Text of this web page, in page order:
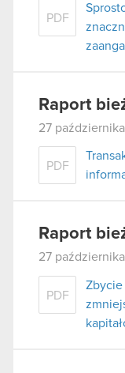
PDF
Raport
27
PDF
Raport
27
PDF
Zbycie